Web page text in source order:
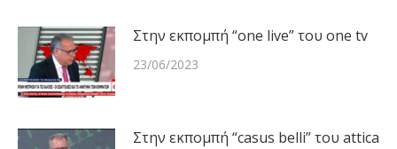
Στην εκπομπή “one live” του one tv
23/06/2023
Στην εκπομπή “casus belli” του attica